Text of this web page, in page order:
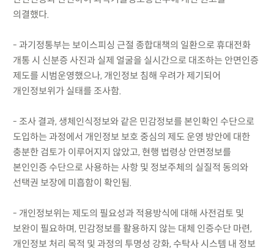
의결했다.
- 과기정통부는 보이스피싱 근절 종합대책의 일환으로 휴대전화
개통 시 신분증 사진과 실제 얼굴을 실시간으로 대조하는 안면인증
제도를 시범운영했으나, 개인정보 침해 우려가 제기되어
개인정보위가 실태를 조사함.
- 조사 결과, 생체인식정보와 같은 민감정보를 본인확인 수단으로
도입하는 과정에서 개인정보 보호 중심의 제도 운영 방안에 대한
충분한 검토가 이루어지지 않았고, 현행 법령상 안면정보를
본인인증 수단으로 사용하는 사항 및 정보주체의 실질적 동의와
선택권 보장에 미흡함이 확인됨.
- 개인정보위는 제도의 필요성과 적용방식에 대해 사전검토 및
보완이 필요하며, 민감정보를 활용하지 않는 대체 인증수단 마련,
개인정보 처리 목적 및 과정의 투명성 강화, 수탁사 시스템 내 정보